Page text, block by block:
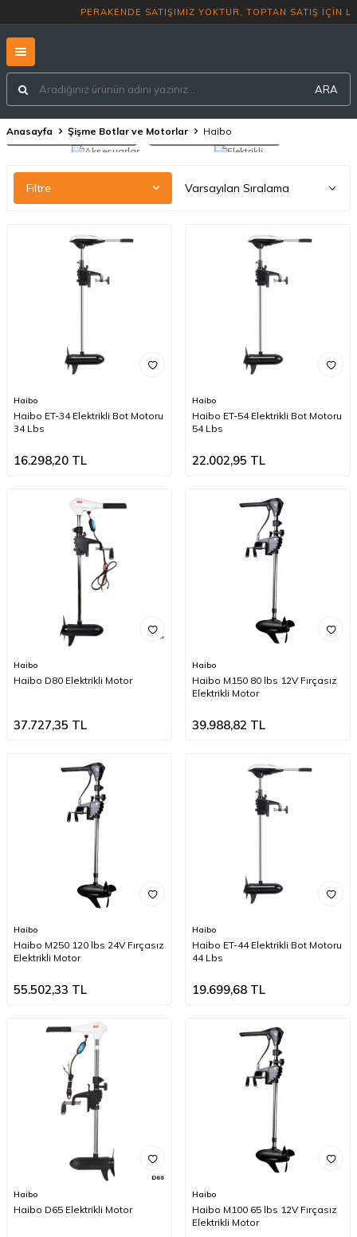
PERAKENDE SATIŞIMIZ
ARA
Anasayfa Şişme Botlar ve Motorlar Haibo
Aksesuarlar Elektrikli Motorlar
Filtre
Haibo
Haibo ET-34 Elektrikli Bot Motoru
34 Lbs
16.298,20 TL
Haibo
Haibo ET-54 Elektrikli Bot Motoru
54 Lbs
22.002,95 TL
Haibo
Haibo D80 Elektrikli Motor
37.727,35 TL
Haibo
Haibo M150 80 lbs 12V Fırçasız
Elektrikli Motor
39.988,82 TL
Haibo
Haibo M250 120 lbs 24V Fırçasız
Elektrikli Motor
55.502,33 TL
Haibo
Haibo ET-44 Elektrikli Bot Motoru
44 Lbs
19.699,68 TL
Haibo
Haibo D65 Elektrikli Motor
Haibo
Haibo M100 65 lbs 12V Fırçasız
Elektrikli Motor